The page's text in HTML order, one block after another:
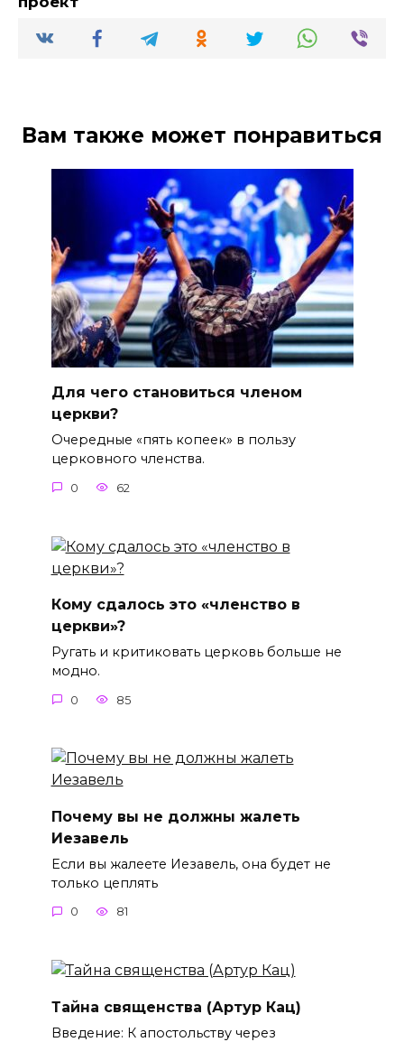
Вам также может понравиться
Для чего становиться членом
церкви?
Очередные «пять копеек» в пользу
церковного членства.
0 62
Кому сдалось это «членство в
церкви»?
Ругать и критиковать церковь больше не
модно.
0 85
Почему вы не должны жалеть
Иезавель
Если вы жалеете Иезавель, она будет не
только цеплять
0 81
Тайна священства (Артур Кац)
Введение: К апостольству через